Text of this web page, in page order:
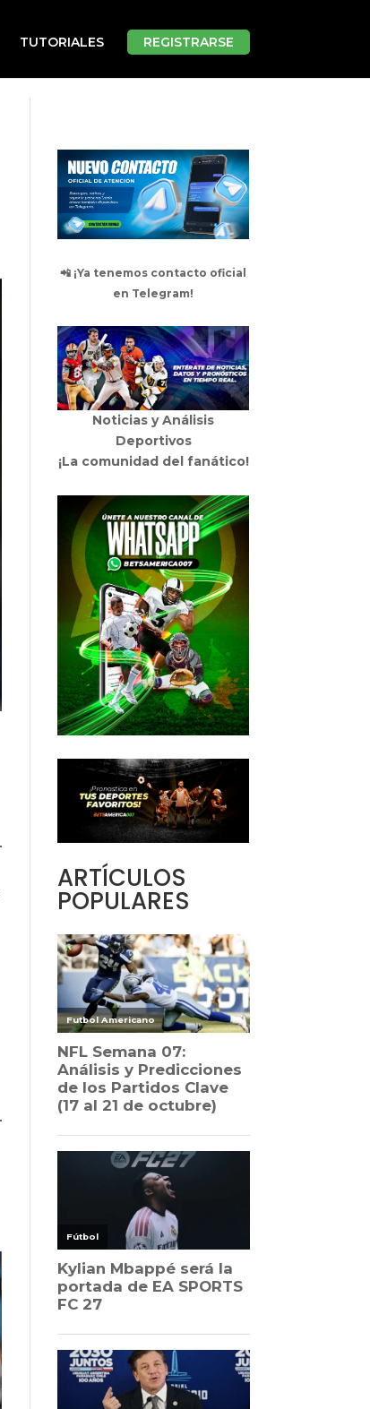
TUTORIALES REGISTRARSE
📲 ¡Ya tenemos contacto oficial
en Telegram!
Noticias y Análisis
Deportivos
¡La comunidad del fanático!
ARTÍCULOS
POPULARES